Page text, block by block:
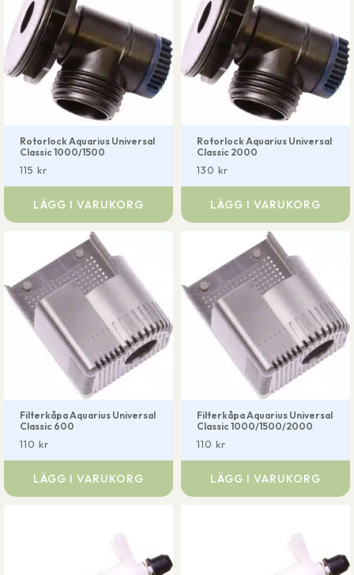
Rotorlock Aquarius Universal
Classic 1000/1500
115 kr
LÄGG I VARUKORG
Rotorlock Aquarius Universal
Classic 2000
130 kr
LÄGG I VARUKORG
Filterkåpa Aquarius Universal
Classic 600
110 kr
LÄGG I VARUKORG
Filterkåpa Aquarius Universal
Classic 1000/1500/2000
110 kr
LÄGG I VARUKORG